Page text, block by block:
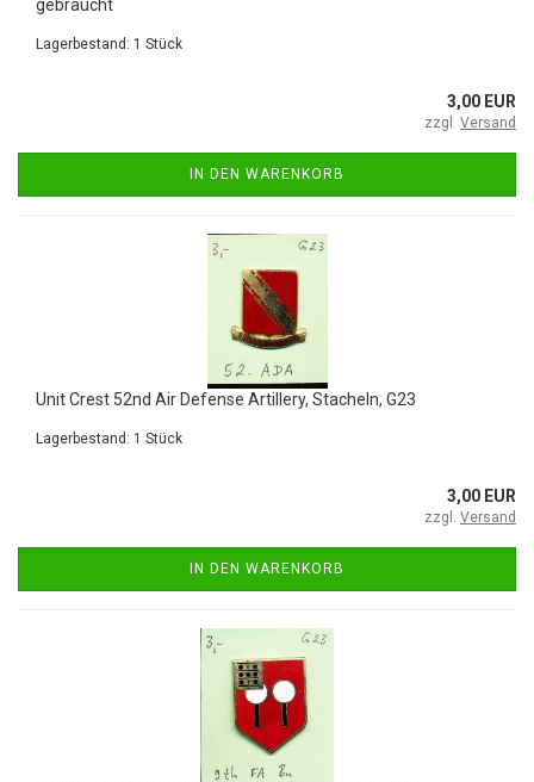
gebraucht
Lagerbestand: 1 Stück
3,00 EUR
zzgl. Versand
IN DEN WARENKORB
Unit Crest 52nd Air Defense Artillery, Stacheln, G23
Lagerbestand: 1 Stück
3,00 EUR
zzgl. Versand
IN DEN WARENKORB